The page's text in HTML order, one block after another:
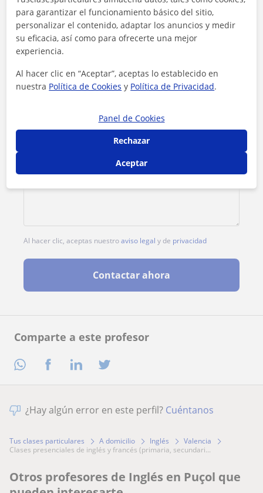
Comparte a este profesor
Tarifa 12€/h
1ª clase gratis
Al hacer clic, aceptas nuestroaviso legal y de privacidad
Contactar ahora
¿Hay algún error en este perfil? Cuéntanos
Tus clases particulares A domicilio Inglés
Valencia
clases presenciales de inglés y francés (primaria, secundari...
Otros profesores de Inglés en Puçol que
para garantizar el funcionamiento básico del sitio,
personalizar el contenido, adaptar los anuncios y medir
su eficacia, así como para ofrecerte una mejor
experiencia.
Al hacer clic en “Aceptar”, aceptas lo establecido en
nuestra Política de Cookies y Política de Privacidad.
Panel de Cookies
Rechazar
Aceptar